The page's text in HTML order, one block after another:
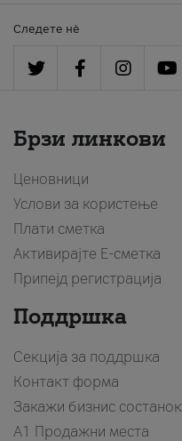
Следете нè
Брзи линкови
Ценовници
Услови за користење
Плати сметка
Активирајте Е-сметка
Припејд регистрација
Поддршка
Секција за поддршка
Контакт форма
Закажи бизнис состанок
A1 Продажни места